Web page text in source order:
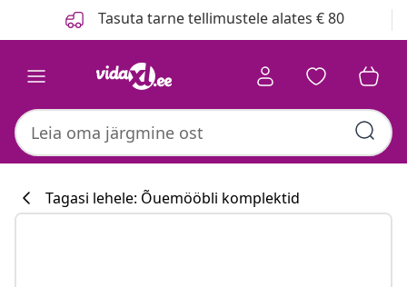
Tasuta tarne tellimustele alates € 80
Tagasi lehele: Õuemööbli komplektid